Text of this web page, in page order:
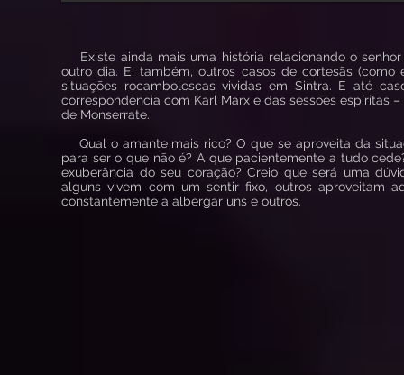
Existe ainda mais uma história relacionando o
outro dia. E, também, outros casos de cortesãs
situações rocambolescas vividas em Sintra. E até
correspondência com Karl Marx e das sessões espíritas
de Monserrate.
Qual o amante mais rico? O que se aproveita da
para ser o que não é? A que pacientemente a tudo
exuberância do seu coração? Creio que será uma
alguns vivem com um sentir fixo, outros aproveitam
constantemente a albergar uns e outros.